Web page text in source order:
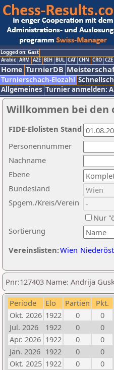
Logged on: Gast
Arabic ARM AZE BIH BUL CAT CHN CRO CZE
Home TurnierDB
Turnierschach-Elozahl
Allgemeines Turnier anmelden:
Willkommen bei den
Nachname
Ebene
Sortierung
Personennummer
Bundesland
Spgem./Kreis/Verein
Nur
Vereinslisten:Wien
FIDE-Elolisten Stand
Pnr:127403 Name: Andrija
Periode Elo Partien
Pkt.
Okt. 2026 1922 0
0
Jul. 2026
1922 0
0
Apr. 2026 1922 0
0
Jan. 2026 1922 0
0
Okt. 2025 1922 0
0